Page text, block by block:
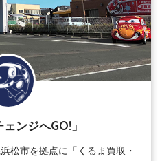
ンジへGO!」
松市を拠点に「くるま買取・